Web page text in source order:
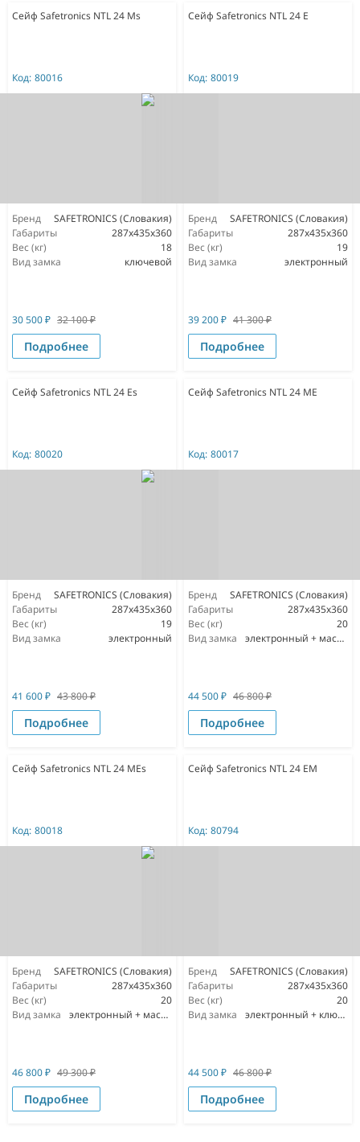
Сейф Safetronics NTL 24 Ms
Код: 80016
Бренд
SAFETRONICS (Словакия)
Габариты
287x435x360
Вес (кг)
18
Вид замка
ключевой
30 500₽ 32 100₽
Подробнее
Сейф Safetronics NTL 24 E
Код: 80019
Бренд
SAFETRONICS (Словакия)
Габариты
287x435x360
Вес (кг)
19
Вид замка
электронный
39 200₽ 41 300₽
Подробнее
Сейф Safetronics NTL 24 Es
Код: 80020
Бренд
SAFETRONICS (Словакия)
Габариты
287x435x360
Вес (кг)
19
Вид замка
электронный
41 600₽ 43 800₽
Подробнее
Сейф Safetronics NTL 24 ME
Код: 80017
Бренд
SAFETRONICS (Словакия)
Габариты
287x435x360
Вес (кг)
20
Вид замка
электронный + мастер ключ
44 500₽ 46 800₽
Подробнее
Сейф Safetronics NTL 24 MEs
Код: 80018
Бренд
SAFETRONICS (Словакия)
Габариты
287x435x360
Вес (кг)
20
Вид замка
электронный + мастер ключ
46 800₽ 49 300₽
Подробнее
Сейф Safetronics NTL 24 EM
Код: 80794
Бренд
SAFETRONICS (Словакия)
Габариты
287x435x360
Вес (кг)
20
Вид замка
электронный + ключевой
44 500₽ 46 800₽
Подробнее